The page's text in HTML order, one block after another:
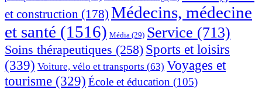
et construction (178) Médecins, médecine
et santé (1516) Média (29) Service (713)
Soins thérapeutiques (258) Sports et loisirs
(339) Voiture, vélo et transports (63) Voyages et
tourisme (329) École et éducation (105)